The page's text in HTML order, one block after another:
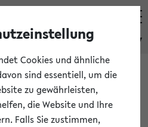
eKVV
und
Cookies und ähnliche
sind essentiell, um die
zu gewährleisten,
die Website und Ihre
Falls Sie zustimmen,